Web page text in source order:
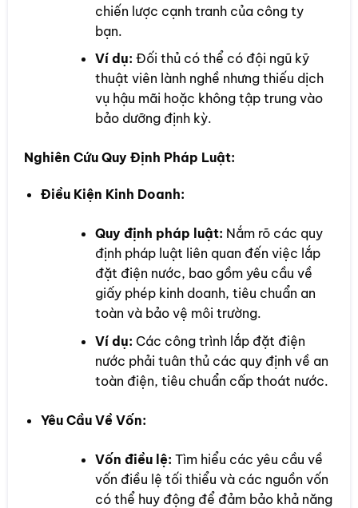
chiến lược cạnh tranh của công ty
bạn.
Ví dụ: Đối thủ có thể có đội ngũ kỹ
thuật viên lành nghề nhưng thiếu dịch
vụ hậu mãi hoặc không tập trung vào
bảo dưỡng định kỳ.
Nghiên Cứu Quy Định Pháp Luật:
Điều Kiện Kinh Doanh:
Quy định pháp luật: Nắm rõ các quy
định pháp luật liên quan đến việc lắp
đặt điện nước, bao gồm yêu cầu về
giấy phép kinh doanh, tiêu chuẩn an
toàn và bảo vệ môi trường.
Ví dụ: Các công trình lắp đặt điện
nước phải tuân thủ các quy định về an
toàn điện, tiêu chuẩn cấp thoát nước.
Yêu Cầu Về Vốn:
Vốn điều lệ: Tìm hiểu các yêu cầu về
vốn điều lệ tối thiểu và các nguồn vốn
có thể huy động để đảm bảo khả năng